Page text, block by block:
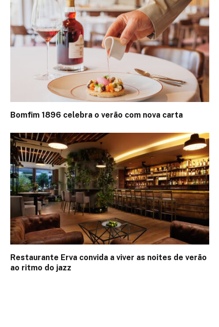
Bomfim 1896 celebra o verão com nova carta
Restaurante Erva convida a viver as noites de verão
ao ritmo do jazz